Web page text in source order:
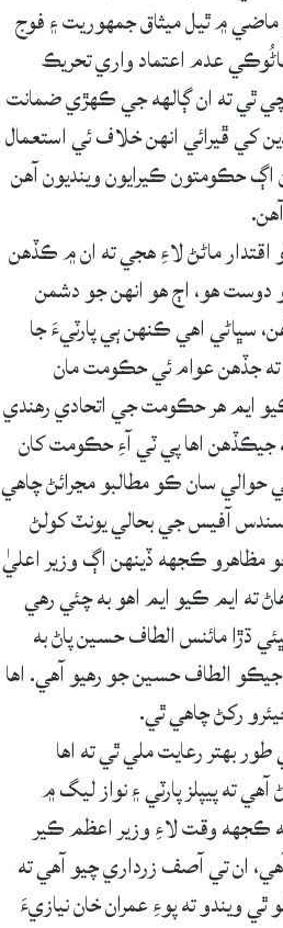
۾ ٿيل ميثاق جمهوريت ۽ فوج
عدم اعتماد واري تحريڪ
ٿي ته ان ڳالهه جي ڪهڙي ضمانت
کي ڦيرائي انهن خلاف ئي استعمال
حڪومتون ڪيرايون وينديون آهن
ماڻڻ لاءِ هجي ته ان ۾ ڪڏهن
دوست هو، اڄ هو انهن جو دشمن
سڀاڻي اهي ڪنهن ٻي پارٽيءَ جا
ته جڏهن عوام ئي حڪومت مان
ايم هر حڪومت جي اتحادي رهندي
اها پي ٽي آءِ حڪومت کان
سان ڪو مطالبو مڃرائڻ چاهي
آفيس جي بحالي يونٽ کولڻ
ڪجهه ڏينهن اڳ وزير اعليٰ
ايم ڪيو ايم اهو به چئي رهي
ڌڙا مائنس الطاف حسين پاڻ به
الطاف حسين جو رهيو آهي. اها
رکڻ چاهي ٿي.
بهتر رعايت ملي ٿي ته اها
ته پيپلز پارٽي ۽ نواز ليگ ۾
ڪجهه وقت لاءِ وزير اعظم ڪير
ان تي آصف زرداري چيو آهي ته
ويندو ته پوءِ عمران خان نيازيءَ